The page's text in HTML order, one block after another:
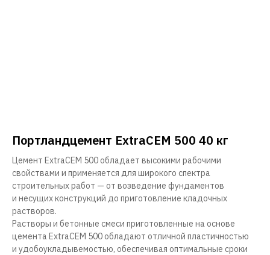
Портландцемент ExtraCEM 500 40 кг
Цемент ExtraCEM 500 обладает высокими рабочими
свойствами и применяется для широкого спектра
строительных работ — от возведение фундаментов
и несущих конструкций до приготовление кладочных
растворов.
Растворы и бетонные смеси приготовленные на основе
цемента ExtraCEM 500 обладают отличной пластичностью
и удобоукладывемостью, обеспечивая оптимальные сроки